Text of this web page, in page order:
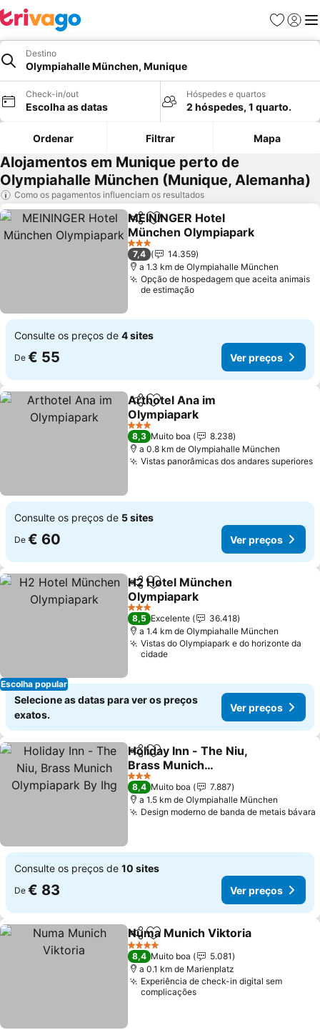
Favoritos
Iniciar
Destino
Olympiahalle München, Munique
Check-in/out
Escolha as datas
Hóspedes e quartos
2 hóspedes, 1 quarto.
Ordenar Filtrar Mapa
Alojamentos em Munique perto de
Olympiahalle München (Munique, Alemanha)
Como os pagamentos influenciam os resultados
PartilharAdicionar aos favoritos
MEININGER Hotel
München Olympiapark
Ver preços
3 Estrelas
7,4
14.359
a 1.3 km de Olympiahalle München
Opção de hospedagem que aceita animais
de estimação
Consulte os preços de 4 sites
De € 55 Ver preços
PartilharAdicionar aos favoritos
Arthotel Ana im
Olympiapark
Ver preços
3 Estrelas
8,3 Muito boa
8.238
a 0.8 km de Olympiahalle München
Vistas panorâmicas dos andares superiores
Consulte os preços de 5 sites
De € 60 Ver preços
Escolha popular
PartilharAdicionar aos favoritos
H2 Hotel München
Olympiapark
Ver preços
3 Estrelas
8,5 Excelente
36.418
a 1.4 km de Olympiahalle München
Vistas do Olympiapark e do horizonte da
cidade
Selecione as datas para ver os preços
exatos.
Ver preços
PartilharAdicionar aos favoritos
Holiday Inn - The Niu,
Brass Munich
Olympiapark By Ihg
Ver preços
3 Estrelas
8,4 Muito boa
7.887
a 1.5 km de Olympiahalle München
Design moderno de banda de metais bávara
Consulte os preços de 10 sites
De € 83 Ver preços
PartilharAdicionar aos favoritos
Numa Munich Viktoria
4 Estrelas
8,4 Muito boa
5.081
a 0.1 km de Marienplatz
Experiência de check-in digital sem
complicações